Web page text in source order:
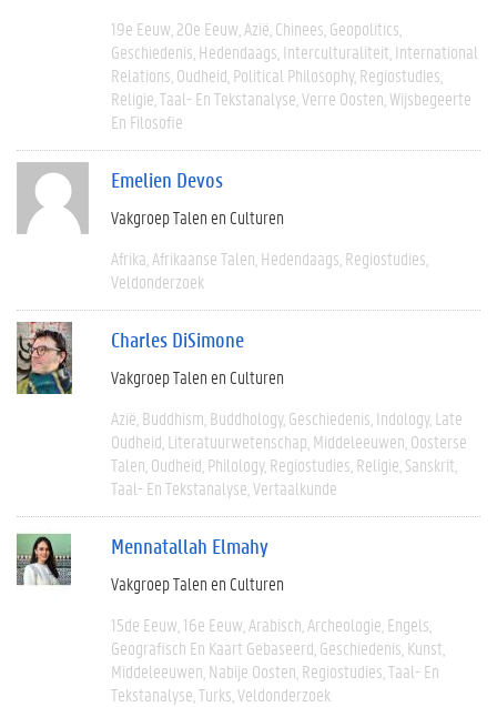
19e Eeuw 20e Eeuw Azië Chinees Geopolitics
Geschiedenis Hedendaags Interculturaliteit International
Relations Oudheid Political Philosophy Regiostudies
Religie Taal- En Tekstanalyse Verre Oosten Wijsbegeerte
En Filosofie
Emelien Devos
Vakgroep Talen en Culturen
Afrika Afrikaanse Talen Hedendaags Regiostudies
Veldonderzoek
Charles DiSimone
Vakgroep Talen en Culturen
Azië Buddhism Buddhology Geschiedenis Indology Late
Oudheid Literatuurwetenschap Middeleeuwen Oosterse
Talen Oudheid Philology Regiostudies Religie Sanskrit
Taal- En Tekstanalyse Vertaalkunde
Mennatallah Elmahy
Vakgroep Talen en Culturen
15de Eeuw 16e Eeuw Arabisch Archeologie Engels
Geografisch En Kaart Gebaseerd Geschiedenis Kunst
Middeleeuwen Nabije Oosten Regiostudies Taal- En
Tekstanalyse Turks Veldonderzoek